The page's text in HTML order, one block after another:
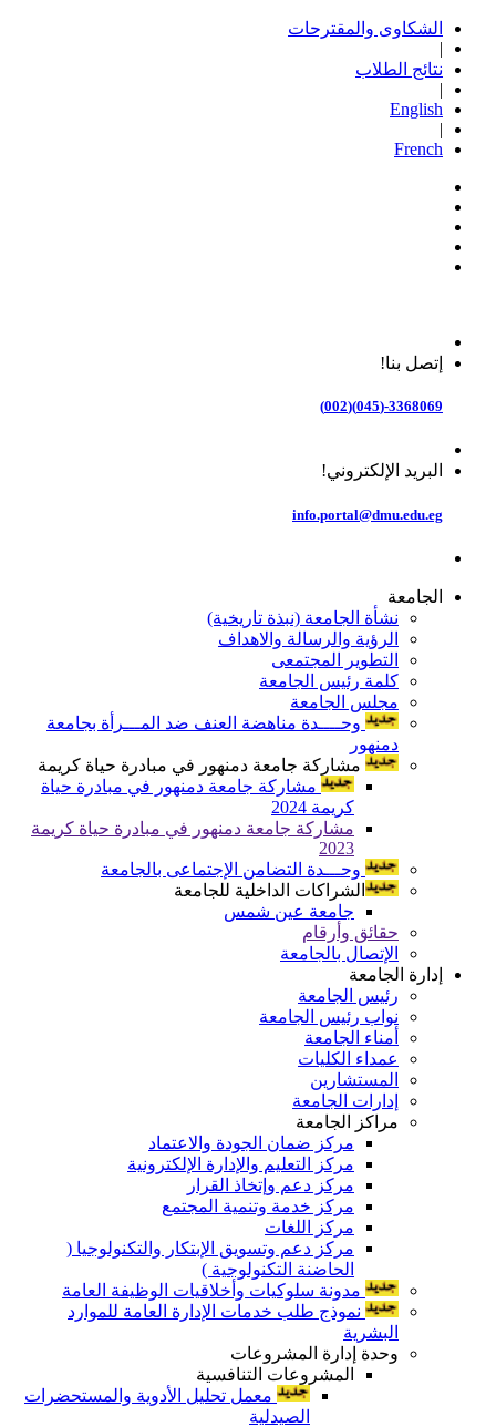
الشكاوى والمقترحات
|
نتائج الطلاب
|
English
|
French
إتصل بنا!
3368069-(045)(002)
البريد الإلكتروني!
info.portal@dmu.edu.eg
الجامعة
نشأة الجامعة (نبذة تاريخية)
الرؤية والرسالة والاهداف
التطوير المجتمعى
كلمة رئيس الجامعة
مجلس الجامعة
وحــــدة مناهضة العنف ضد المـــرأة بجامعة
دمنهور
مشاركة جامعة دمنهور في مبادرة حياة كريمة
مشاركة جامعة دمنهور في مبادرة حياة
كريمة 2024
مشاركة جامعة دمنهور في مبادرة حياة كريمة
2023
وحـــدة التضامن الإجتماعى بالجامعة
الشراكات الداخلية للجامعة
جامعة عين شمس
حقائق وأرقام
الإتصال بالجامعة
إدارة الجامعة
رئيس الجامعة
نواب رئيس الجامعة
أمناء الجامعة
عمداء الكليات
المستشارين
إدارات الجامعة
مراكز الجامعة
مركز ضمان الجودة والاعتماد
مركز التعليم والإدارة الإلكترونية
مركز دعم وإتخاذ القرار
مركز خدمة وتنمية المجتمع
مركز اللغات
مركز دعم وتسويق الإبتكار والتكنولوجيا (
الحاضنة التكنولوجية )
مدونة سلوكيات وأخلاقيات الوظيفة العامة
نموذج طلب خدمات الإدارة العامة للموارد
البشرية
وحدة إدارة المشروعات
المشروعات التنافسية
معمل تحليل الأدوية والمستحضرات
الصيدلية